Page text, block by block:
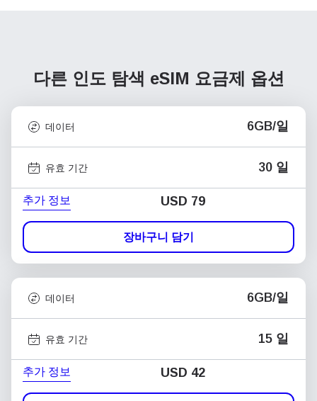
다른 인도 탐색 eSIM 요금제 옵션
데이터 6GB/일
유효 기간 30 일
추가 정보 USD 79
장바구니 담기
데이터 6GB/일
유효 기간 15 일
추가 정보 USD 42